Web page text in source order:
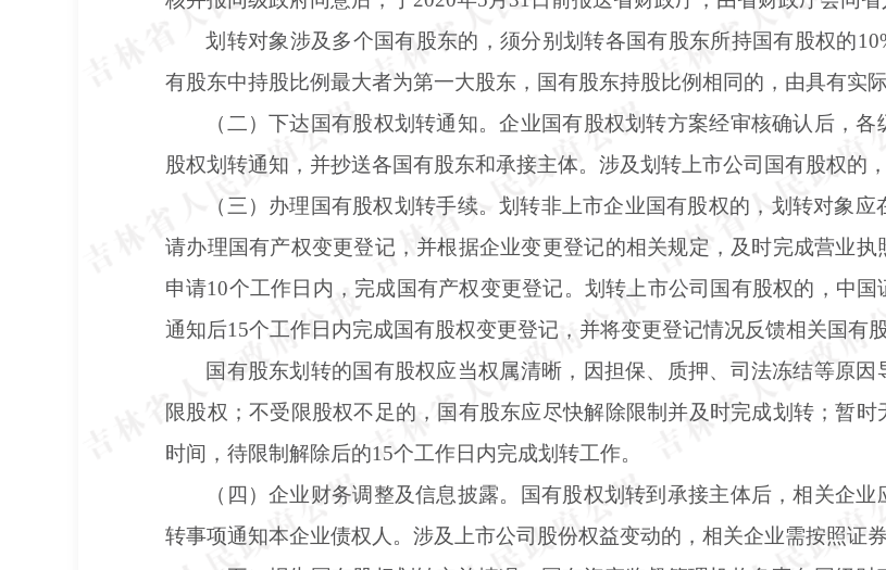
划转对象涉及多个国有股东的，须分别划转各国有股东所持国有股权的
有股东中持股比例最大者为第一大股东，国有股东持股比例相同的，由具有实
（二）下达国有股权划转通知。企业国有股权划转方案经审核确认后，
股权划转通知，并抄送各国有股东和承接主体。涉及划转上市公司国有股权的
（三）办理国有股权划转手续。划转非上市企业国有股权的，划转对象
请办理国有产权变更登记，并根据企业变更登记的相关规定，及时完成营业
申请10个工作日内，完成国有产权变更登记。划转上市公司国有股权的，中
通知后15个工作日内完成国有股权变更登记，并将变更登记情况反馈相关国有
国有股东划转的国有股权应当权属清晰，因担保、质押、司法冻结等原
限股权；不受限股权不足的，国有股东应尽快解除限制并及时完成划转；暂
时间，待限制解除后的15个工作日内完成划转工作。
（四）企业财务调整及信息披露。国有股权划转到承接主体后，相关企
转事项通知本企业债权人。涉及上市公司股份权益变动的，相关企业需按照证